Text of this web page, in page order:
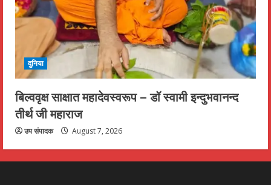
दुनिया
बिल्ववृक्ष साक्षात महादेवस्वरूप – डॉ स्वामी इन्दुभवानन्द
तीर्थ जी महाराज
उप संपादक August 7, 2026